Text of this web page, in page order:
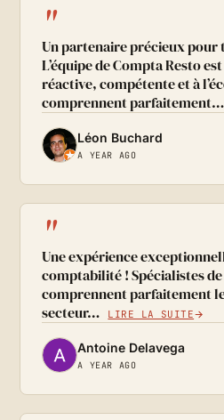
"
Un partenaire précieux
L’équipe de Compta Resto
réactive, compétente et à
comprennent parfaitement…
Léon Buchard
A YEAR AGO
"
Une expérience
comptabilité ! Spécialistes
comprennent parfaitement
secteur…
LIRE LA SUITE
Antoine Delavega
A YEAR AGO